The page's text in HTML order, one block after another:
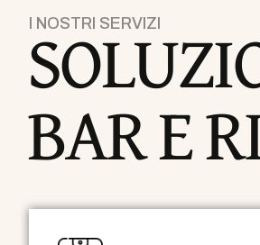
I NOSTRI SERVIZI
BAR E